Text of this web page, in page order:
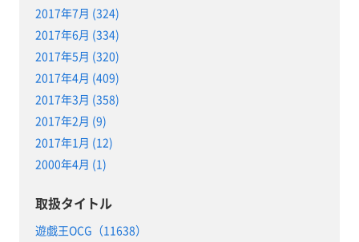
2017年7月 (324)
2017年6月 (334)
2017年5月 (320)
2017年4月 (409)
2017年3月 (358)
2017年2月 (9)
2017年1月 (12)
2000年4月 (1)
取扱タイトル
遊戯王OCG（11638）